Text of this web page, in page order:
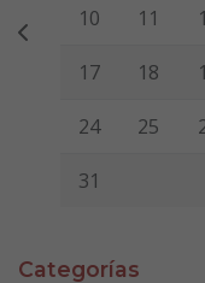
10 11
17 18
24 25
31
Categorías